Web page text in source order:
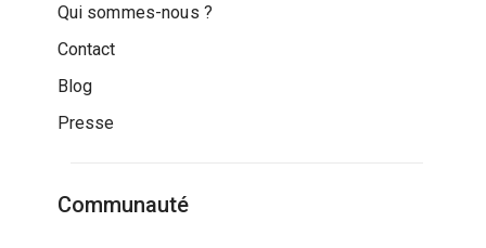
Qui sommes-nous ?
Contact
Blog
Presse
Communauté